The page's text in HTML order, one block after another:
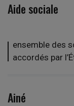
Aide sociale
ensemble des
accordés par
Ainé